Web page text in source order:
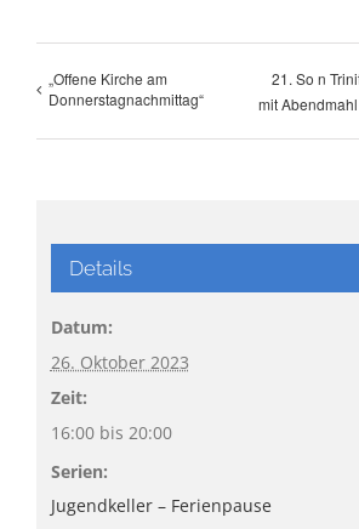
„Offene Kirche am
Donnerstagnachmittag“
21. So n
mit Abendmahl
Details
Datum:
26. Oktober 2023
Zeit:
16:00 bis 20:00
Serien:
Jugendkeller – Ferienpause